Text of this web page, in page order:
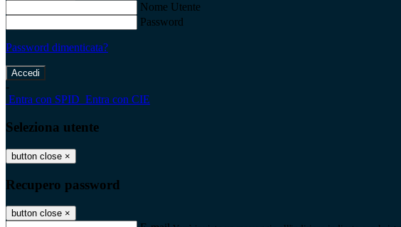
Nome Utente
Password
Password dimenticata?
-
Entra con SPID Entra con CIE
Seleziona utente
button close ×
Recupero password
button close ×